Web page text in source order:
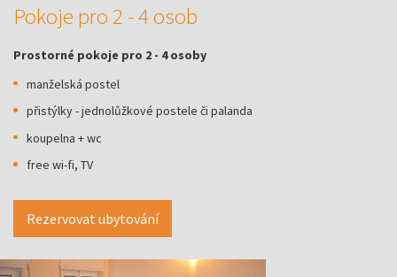
Pokoje pro 2 - 4 osob
Prostorné pokoje pro 2 - 4 osoby
manželská postel
přistýlky - jednolůžkové postele či palanda
koupelna + wc
free wi-fi, TV
Rezervovat ubytování